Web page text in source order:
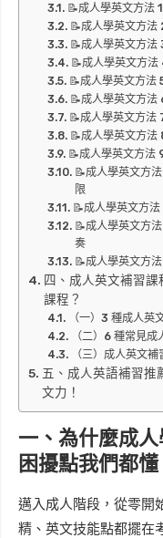
📝成人學英文方法
📝成人學英文方法
📝成人學英文方法
📝成人學英文方
📝成人學英文方法
📝成人學英文方法
📝成人學英文方法
📝成人學英文方法
📝成人學英文方法
📝成人學英文方
限
📝成人學英文方
📝成人學英文方
奏
📝成人學英文方
四、成人英文補習
課程？
（一）3 種成人英
（二）6 種常見成
（三）成人英文
五、成人英語補習推
文力！
一、為什麼成
困擾點我們都懂
邁入成人階段，從零開
精、英文技能點都擺在